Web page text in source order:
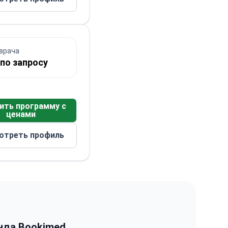
запросу
программу с
ценами
профиль